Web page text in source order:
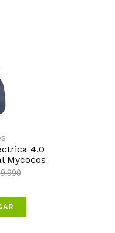
4.0
Mycocos